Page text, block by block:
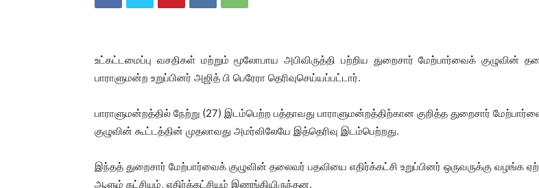
உட்கட்டமைப்பு வசதிகள் மற்றும் மூலோபாய அபிவிருத்தி பற்றிய துறைசார் மேற்பார்வைக் குழுவின்
பாராளுமன்ற உறுப்பினர் அஜித் பி பெரேரா தெரிவுசெய்யப்பட்டார்.
பாராளுமன்றத்தில் நேற்று (27) இடம்பெற்ற பத்தாவது பாராளுமன்றத்திற்கான குறித்த துறைசார்
குழுவின் கூட்டத்தின் முதலாவது அமர்விலேயே இத்தெரிவு இடம்பெற்றது.
இந்தத் துறைசார் மேற்பார்வைக் குழுவின் தலைவர் பதவியை எதிர்க்கட்சி உறுப்பினர் ஒருவருக்கு வழங்க
ஆளும் கட்சியும், எதிர்க்கட்சியும் இணங்கியிருந்தன.